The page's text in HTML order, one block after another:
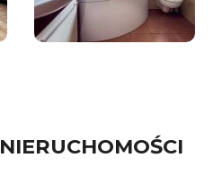
NIERUCHOMOŚCI